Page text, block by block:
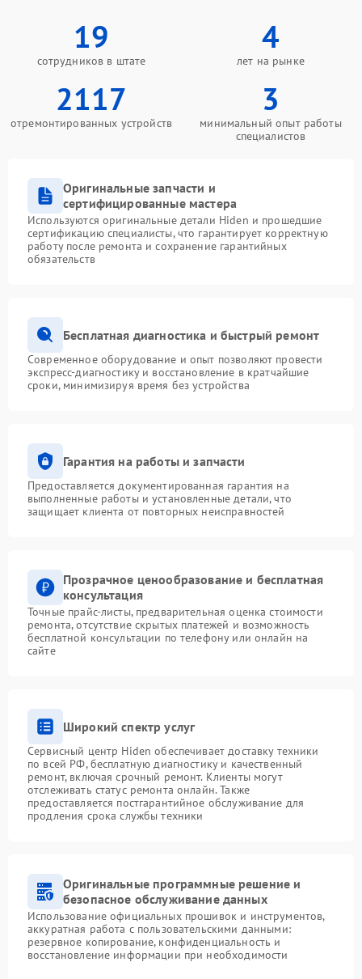
19
сотрудников в штате
4
лет на рынке
2117
отремонтированных устройств
3
минимальный опыт работы
специалистов
Оригинальные запчасти и
сертифицированные мастера
Используются оригинальные детали Hiden и прошедшие
сертификацию специалисты, что гарантирует корректную
работу после ремонта и сохранение гарантийных
обязательств
Бесплатная диагностика и быстрый ремонт
Современное оборудование и опыт позволяют провести
экспресс-диагностику и восстановление в кратчайшие
сроки, минимизируя время без устройства
Гарантия на работы и запчасти
Предоставляется документированная гарантия на
выполненные работы и установленные детали, что
защищает клиента от повторных неисправностей
Прозрачное ценообразование и бесплатная
консультация
Точные прайс-листы, предварительная оценка стоимости
ремонта, отсутствие скрытых платежей и возможность
бесплатной консультации по телефону или онлайн на
сайте
Широкий спектр услуг
Сервисный центр Hiden обеспечивает доставку техники
по всей РФ, бесплатную диагностику и качественный
ремонт, включая срочный ремонт. Клиенты могут
отслеживать статус ремонта онлайн. Также
предоставляется постгарантийное обслуживание для
продления срока службы техники
Оригинальные программные решение и
безопасное обслуживание данных
Использование официальных прошивок и инструментов,
аккуратная работа с пользовательскими данными:
резервное копирование, конфиденциальность и
восстановление информации при необходимости